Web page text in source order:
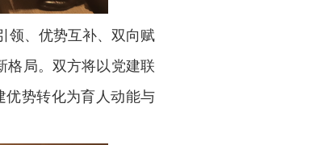
领、优势互补、双向赋
格局。双方将以党建联
优势转化为育人动能与